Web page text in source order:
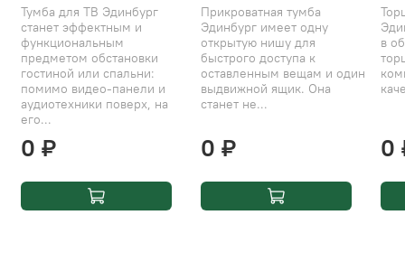
Тумба для ТВ Эдинбург
станет эффектным и
функциональным
предметом обстановки
гостиной или спальни:
помимо видео-панели и
аудиотехники поверх, на
его...
0 ₽
Прикроватная тумба
Эдинбург имеет одну
открытую нишу для
быстрого доступа к
оставленным вещам и один
выдвижной ящик. Она
станет не...
0 ₽
в
0